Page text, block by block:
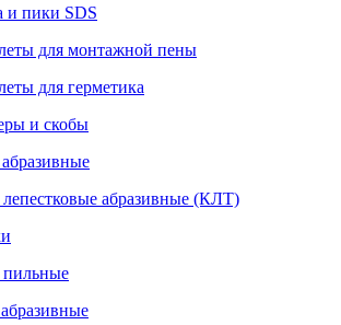
и пики SDS
для монтажной пены
для герметика
и скобы
абразивные (КЛТ)